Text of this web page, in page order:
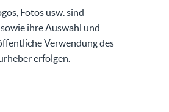
Fotos usw. sind
ihre Auswahl und
Verwendung des
erfolgen.